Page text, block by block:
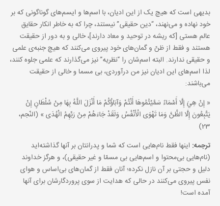
بدیهی است که هیچ یک از این ادیان، با اسم‌ها و ایسم‌های گوناگونی که بر
خود نهاده و می‌نهند، “دین حقیقی” نیستند، چرا که به خاطر انکار حقایق
عالم هستی [که ریشه در توحید و معاد دارند]، خالی و به دور از حقیقت
هستند و فقط از ظنّ و گمان‌های خود پیروی می‌کنند که هیچ جنبه‌ی علمی
و حقیقی ندارند. البته اسم‌شان را “نظریه” نیز می‌گذارند که علمی جلوه کنند،
لذا اسم‌های این ادیان نیز من درآوردی، بی مسما و خالی از حقیقت
می‌باشند:
« إِنْ هِيَ إِلَّا أَسْمَاءٌ سَمَّيْتُمُوهَا أَنْتُمْ وَآبَاؤُكُمْ مَا أَنْزَلَ اللَّهُ بِهَا مِنْ سُلْطَانٍ إِنْ
يَتَّبِعُونَ إِلَّا الظَّنَّ وَمَا تَهْوَى الْأَنْفُسُ وَلَقَدْ جَاءَهُمْ مِنْ رَبِّهِمُ الْهُدَى » (النّجم،
23)
ترجمه: اینها فقط نام‌هایی است که شما و پدرانتان بر آنها گذاشته‌اید
(نام‌هایی بی‌محتوا و اسم‌هایی بی مسمّا و غیر حقیقی)، و هرگز خداوند
دلیل و حجتی بر آن نازل نکرده؛ آنان فقط از گمان‌های بی‌اساس و هوای
نفس پیروی می‌کنند در حالی که هدایت از سوی پروردگارشان برای آنها
آمده است!